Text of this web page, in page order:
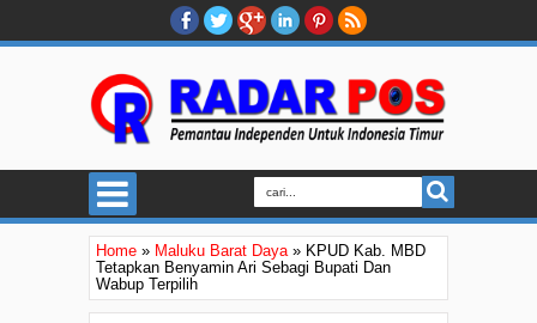
Home » Maluku Barat Daya» KPUD Kab. MBD
Tetapkan Benyamin Ari Sebagi Bupati Dan
Wabup Terpilih